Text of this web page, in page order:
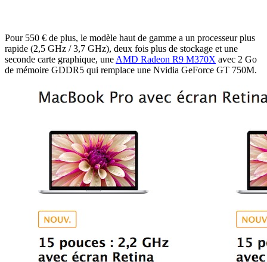
Pour 550 € de plus, le modèle haut de gamme a un processeur plus
rapide (2,5 GHz / 3,7 GHz), deux fois plus de stockage et une
seconde carte graphique, une AMD Radeon R9 M370X avec 2 Go
de mémoire GDDR5 qui remplace une Nvidia GeForce GT 750M.